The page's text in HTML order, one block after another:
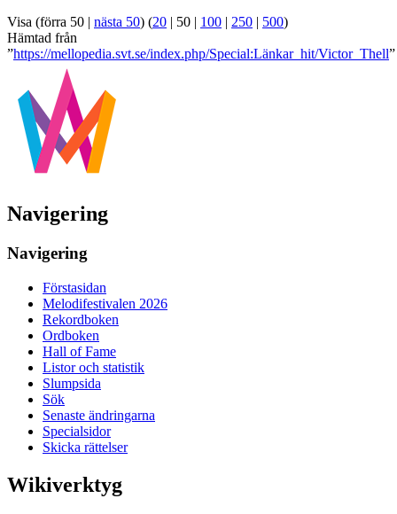
Visa (förra 50 | nästa 50) (20 | 50 | 100 | 250 | 500)
Hämtad från
”https://mellopedia.svt.se/index.php/Special:Länkar_hit/Victor_Thell”
Navigering
Navigering
Förstasidan
Melodifestivalen 2026
Rekordboken
Ordboken
Hall of Fame
Listor och statistik
Slumpsida
Sök
Senaste ändringarna
Specialsidor
Skicka rättelser
Wikiverktyg